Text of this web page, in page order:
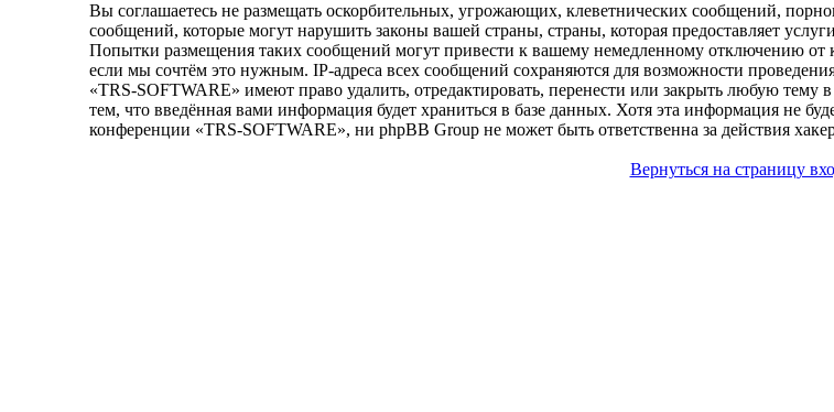
Вы соглашаетесь не размещать оскорбительных, угрожающих, клеветнических сообщений,
сообщений, которые могут нарушить законы вашей страны, страны, которая предоставляет
Попытки размещения таких сообщений могут привести к вашему немедленному отключению от
если мы сочтём это нужным. IP-адреса всех сообщений сохраняются для возможности
«TRS-SOFTWARE» имеют право удалить, отредактировать, перенести или закрыть любую
тем, что введённая вами информация будет храниться в базе данных. Хотя эта информация не
конференции «TRS-SOFTWARE», ни phpBB Group не может быть ответственна за действия
Вернуться на страницу